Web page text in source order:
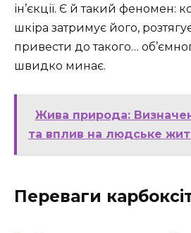
ін’єкції. Є й такий феномен:
шкіра затримує його,
привести до такого…
швидко минає.
Жива природа:
та вплив на людське
Переваги